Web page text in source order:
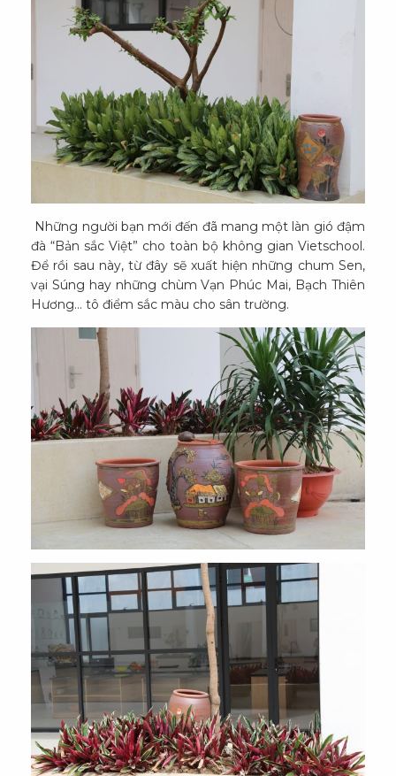
Những người bạn mới đến đã mang một làn gió đậm
đà “Bản sắc Việt” cho toàn bộ không gian Vietschool.
Để rồi sau này, từ đây sẽ xuất hiện những chum Sen,
vại Súng hay những chùm Vạn Phúc Mai, Bạch Thiên
Hương… tô điểm sắc màu cho sân trường.